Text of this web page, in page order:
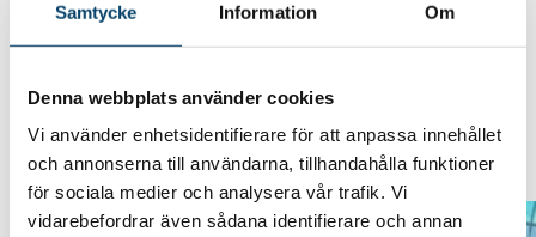
Samtycke Information Om
Denna webbplats använder cookies
Vi använder enhetsidentifierare för att anpassa innehållet
och annonserna till användarna, tillhandahålla funktioner
för sociala medier och analysera vår trafik. Vi
vidarebefordrar även sådana identifierare och annan
vi visat att samverkan fungerar och skapar
kompetenser, vår organisation och glöd för en
grön, lönsam och jobbskapande industri i
Sverige står redo för fortsatta samarbeten.